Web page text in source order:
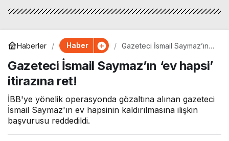
Haberler Haber
Gazeteci İsmail Saymaz’ın
Gazeteci İsmail Saymaz’ın ‘ev hapsi’
itirazına ret!
İBB'ye yönelik operasyonda gözaltına alınan gazeteci
İsmail Saymaz'ın ev hapsinin kaldırılmasına ilişkin
başvurusu reddedildi.